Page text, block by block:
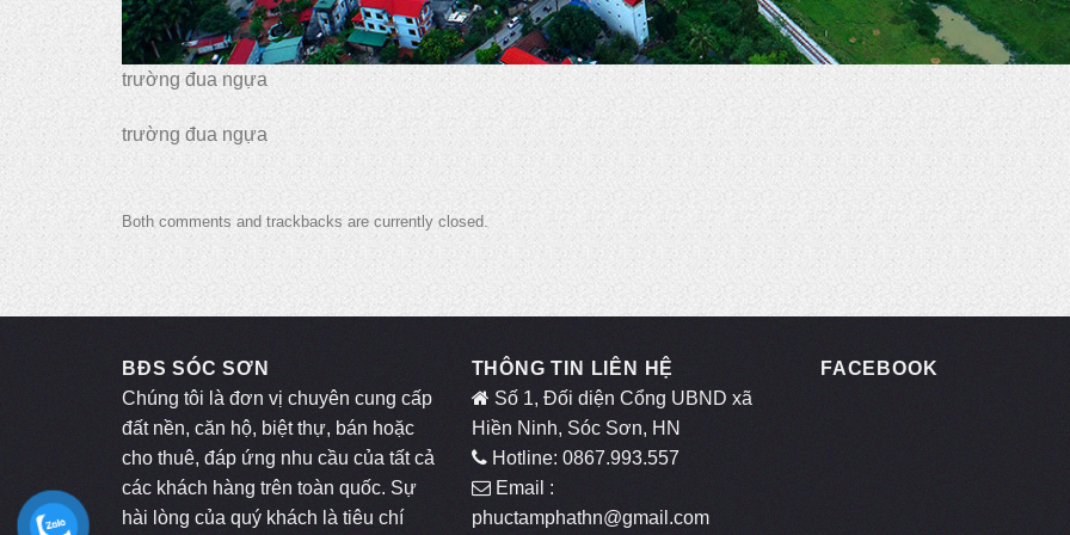
trường đua ngựa
trường đua ngựa
Both comments and trackbacks are currently closed.
BĐS SÓC SƠN
Chúng tôi là đơn vị chuyên cung cấp
đất nền, căn hộ, biệt thự, bán hoặc
cho thuê, đáp ứng nhu cầu của tất cả
các khách hàng trên toàn quốc. Sự
hài lòng của quý khách là tiêu chí
THÔNG TIN LIÊN HỆ
Số 1, Đối diện Cổng UBND xã
Hiền Ninh, Sóc Sơn, HN
Hotline: 0867.993.557
Email :
phuctamphathn@gmail.com
FACEBOOK